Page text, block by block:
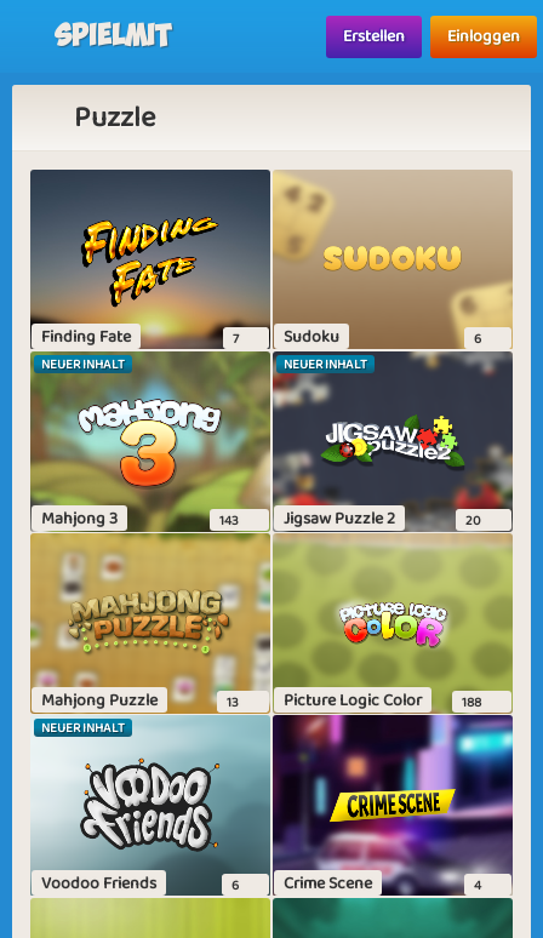
Spielmit Erstellen Einloggen
Puzzle
Finding Fate 7 Sudoku
6
NEUER INHALT
Mahjong 3 143
NEUER INHALT
Jigsaw Puzzle 2 20
Mahjong Puzzle 13 Picture Logic Color
188
NEUER INHALT
Voodoo Friends 6 Crime Scene 4